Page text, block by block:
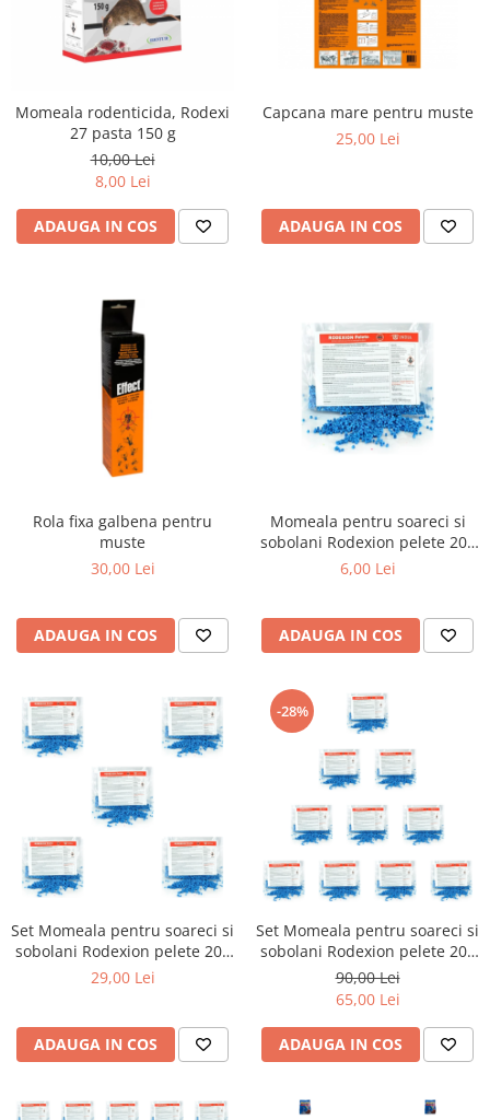
Momeala rodenticida, Rodexi
27 pasta 150 g
10,00 Lei
8,00 Lei
ADAUGA IN COS
Capcana mare pentru muste
25,00 Lei
ADAUGA IN COS
Rola fixa galbena pentru
muste
30,00 Lei
ADAUGA IN COS
Momeala pentru soareci si
sobolani Rodexion pelete 200
g
6,00 Lei
ADAUGA IN COS
Set Momeala pentru soareci si
sobolani Rodexion pelete 200
g x 5 buc
29,00 Lei
ADAUGA IN COS
-28%
Set Momeala pentru soareci si
sobolani Rodexion pelete 200
g x 10 buc
90,00 Lei
65,00 Lei
ADAUGA IN COS